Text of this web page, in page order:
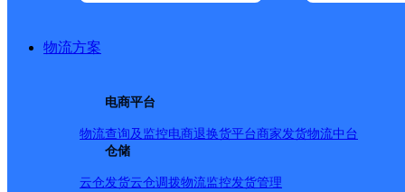
物流方案
电商平台
物流查询及监控电商退换货平台商家发货物流中台
仓储
云仓发货云仓调拨物流监控发货管理
所属快递：邮政国内
所属区域：湖南省-湘西土家族苗族自治州-永顺县
网点地址：永顺县芙蓉镇商合街
网点负责人：